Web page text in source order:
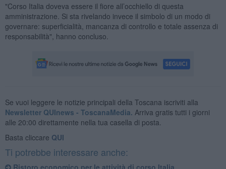
"Corso Italia doveva essere il fiore all’occhiello di questa
amministrazione. Si sta rivelando invece il simbolo di un modo di
governare: superficialità, mancanza di controllo e totale assenza di
responsabilità", hanno concluso.
Se vuoi leggere le notizie principali della Toscana iscriviti alla
Newsletter QUInews - ToscanaMedia. Arriva gratis tutti i giorni
alle 20:00 direttamente nella tua casella di posta.
Basta cliccare QUI
Ti potrebbe interessare anche:
Ristoro economico per le attività di corso Italia